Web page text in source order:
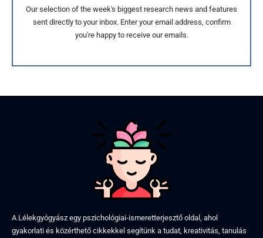
Our selection of the week's biggest research news and features
sent directly to your inbox. Enter your email address, confirm
you're happy to receive our emails.
A Lélekgyógyász egy pszichológiai-ismeretterjesztő oldal, ahol
gyakorlati és közérthető cikkekkel segítünk a tudat, kreativitás, tanulás